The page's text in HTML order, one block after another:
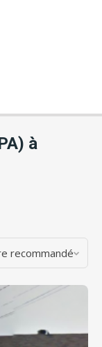
à
recommandé